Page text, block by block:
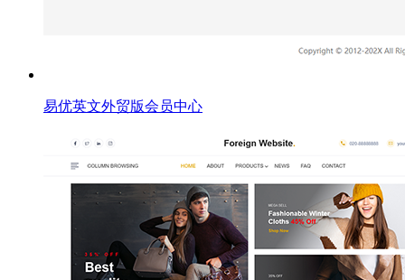
易优英文外贸版会员中心